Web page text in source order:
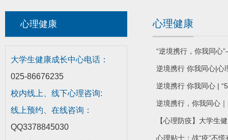
心理健康
大学生健康成长中心电话：
025-86676235
校内线上、线下心理咨询:
线上预约、在线咨询：
QQ3378845030
心理健康
“逆境携行，你我同
逆境携行 你我同心|心
逆境携行 你我同心 |
逆境携行，你我同心
【心理防疫】大学生
心理贴士：战“疫”不慌